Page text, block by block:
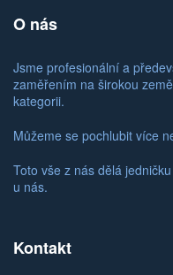
O nás
Jsme profesionální a
zaměřením na širokou
kategorii.
Můžeme se pochlubit více
Toto vše z nás dělá
u nás.
Kontakt